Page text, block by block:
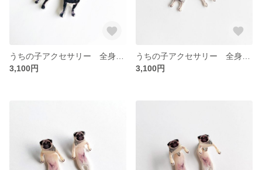
3,100円
3,100円